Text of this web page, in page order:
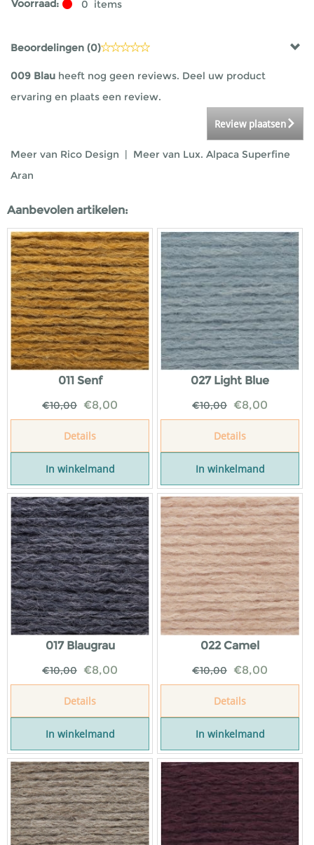
Voorraad: 0 items
Beoordelingen (0)
009 Blau heeft nog geen reviews. Deel uw product
ervaring en plaats een review.
Review plaatsen
Meer van Rico Design | Meer van Lux. Alpaca Superfine
Aran
Aanbevolen artikelen:
011 Senf
€10,00 €8,00
Details
In winkelmand
027 Light Blue
€10,00 €8,00
Details
In winkelmand
017 Blaugrau
€10,00 €8,00
Details
In winkelmand
022 Camel
€10,00 €8,00
Details
In winkelmand